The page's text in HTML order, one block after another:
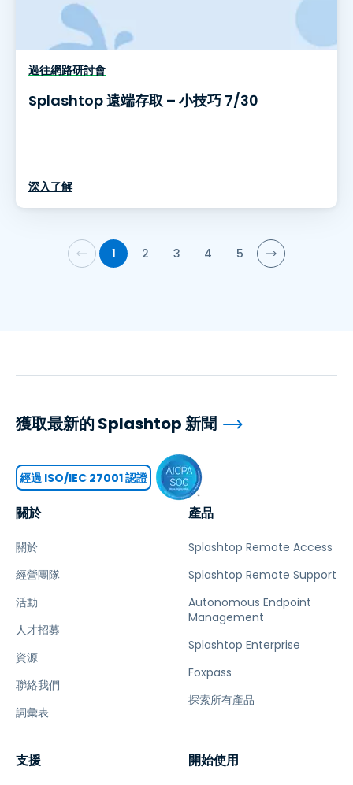
過往網路研討會
Splashtop 遠端存取 – 小技巧 7/30
深入了解
1 2 3 4 5
關於
關於
經營團隊
活動
人才招募
資源
聯絡我們
詞彙表
產品
Splashtop Remote Access
Splashtop Remote Support
Autonomous Endpoint
Management
Splashtop Enterprise
Foxpass
探索所有產品
支援 開始使用
獲取最新的 Splashtop 新聞
經過 ISO/IEC 27001 認證